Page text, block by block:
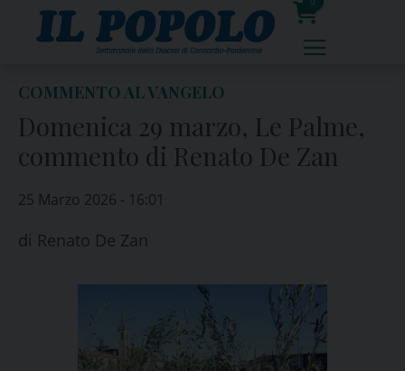
0
prodotti
COMMENTO AL VANGELO
Domenica 29 marzo, Le Palme,
commento di Renato De Zan
25 Marzo 2026 - 16:01
di Renato De Zan